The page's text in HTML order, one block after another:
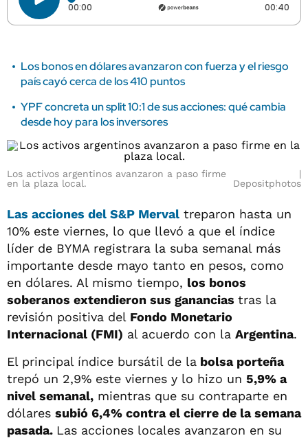
00:00 Tiempo transcurrido: 0 segundos 00:40
Los bonos en dólares avanzaron con fuerza y el riesgo
país cayó cerca de los 410 puntos
YPF concreta un split 10:1 de sus acciones: qué cambia
desde hoy para los inversores
Los activos argentinos avanzaron a paso firme
en la plaza local.
Depositphotos
Las acciones del S&P Merval treparon hasta un
10% este viernes, lo que llevó a que el índice
líder de BYMA registrara la suba semanal más
importante desde mayo tanto en pesos, como
en dólares. Al mismo tiempo, los bonos
soberanos extendieron sus ganancias tras la
revisión positiva del Fondo Monetario
Internacional (FMI) al acuerdo con la Argentina.
El principal índice bursátil de la bolsa porteña
trepó un 2,9% este viernes y lo hizo un 5,9% a
nivel semanal, mientras que su contraparte en
dólares subió 6,4% contra el cierre de la semana
pasada. Las acciones locales avanzaron en su